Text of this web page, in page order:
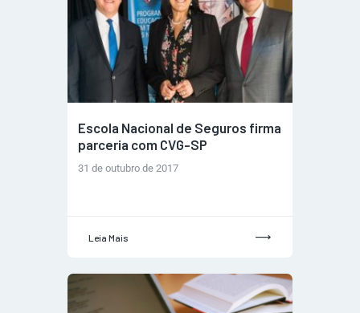
Escola Nacional de Seguros firma
parceria com CVG-SP
31 de outubro de 2017
Leia Mais